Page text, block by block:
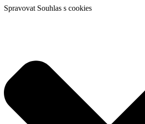
Spravovat Souhlas s cookies